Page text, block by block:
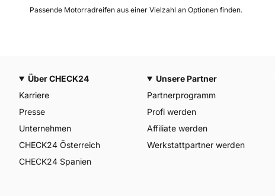
Passende Motorradreifen aus einer Vielzahl an Optionen finden.
Über CHECK24
Karriere
Presse
Unternehmen
CHECK24 Österreich
CHECK24 Spanien
Unsere Partner
Partnerprogramm
Profi werden
Affiliate werden
Werkstattpartner werden